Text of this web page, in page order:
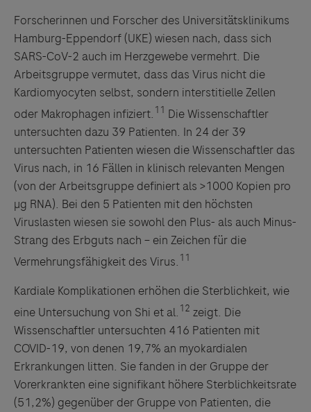
Forscherinnen und Forscher des Universitätsklinikums
Hamburg-Eppendorf (UKE) wiesen nach, dass sich
SARS-CoV-2 auch im Herzgewebe vermehrt. Die
Arbeitsgruppe vermutet, dass das Virus nicht die
Kardiomyocyten selbst, sondern interstitielle Zellen
oder Makrophagen infiziert. 11 Die Wissenschaftler
untersuchten dazu 39 Patienten. In 24 der 39
untersuchten Patienten wiesen die Wissenschaftler das
Virus nach, in 16 Fällen in klinisch relevanten Mengen
(von der Arbeitsgruppe definiert als >1000 Kopien pro
µg RNA). Bei den 5 Patienten mit den höchsten
Viruslasten wiesen sie sowohl den Plus- als auch Minus-
Strang des Erbguts nach – ein Zeichen für die
Vermehrungsfähigkeit des Virus. 11
Kardiale Komplikationen erhöhen die Sterblichkeit, wie
eine Untersuchung von Shi et al. 12 zeigt. Die
Wissenschaftler untersuchten 416 Patienten mit
COVID-19, von denen 19,7% an myokardialen
Erkrankungen litten. Sie fanden in der Gruppe der
Vorerkrankten eine signifikant höhere Sterblichkeitsrate
(51,2%) gegenüber der Gruppe von Patienten, die
Drittinformationen und deren Verwendung ab.